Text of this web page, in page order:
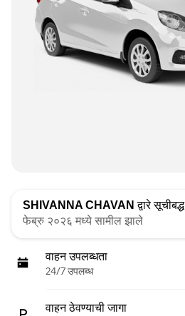
SHIVANNA CHAVAN द्वारे सूचीबद्ध
फेब्रु २०२६ मध्ये सामील झाले
वाहन उपलब्धता
24/7 उपलब्ध
वाहन ठेवण्याची जागा